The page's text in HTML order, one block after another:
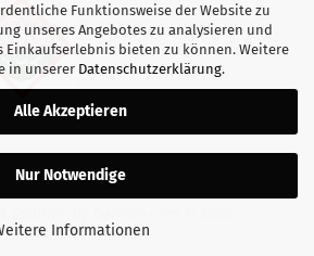
Funktionsweise der Website zu
unseres Angebotes zu analysieren und
Einkaufserlebnis bieten zu können. Weitere
in unserer Datenschutzerklärung.
Alle Akzeptieren
Nur Notwendige
Informationen